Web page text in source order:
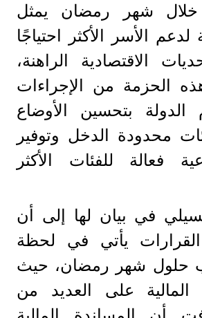
خلال شهر رمضان يمثل
الأسر الأكثر احتياجًا
الاقتصادية الراهنة،
الحزمة من الإجراءات
الدولة بتحسين الأوضاع
محدودة الدخل وتوفير
فعالة للفئات الأكثر
في بيان لها إلى أن
يأتي في لحظة
حلول شهر رمضان، حيث
المالية على العديد من